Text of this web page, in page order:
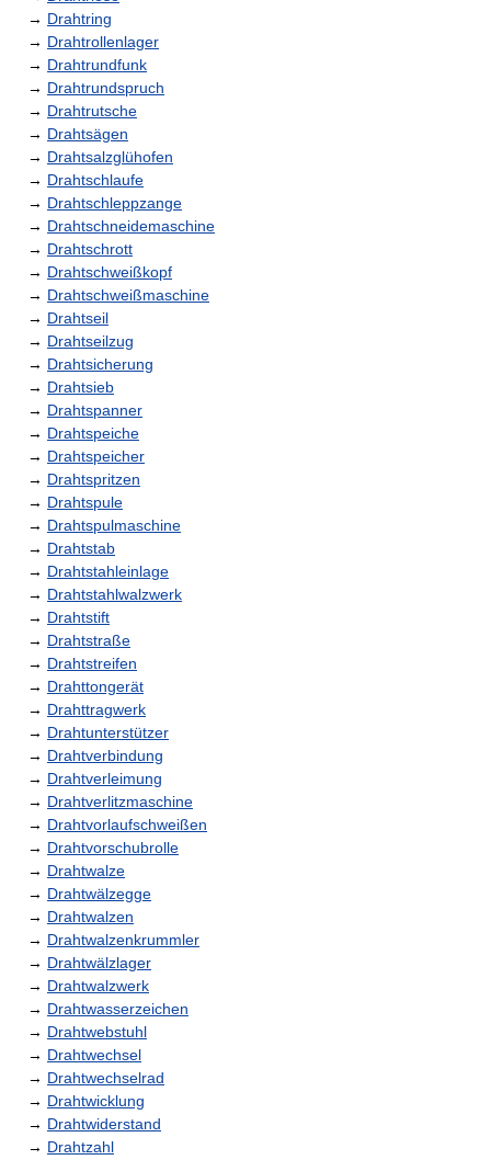
→ Drahtring
→ Drahtrollenlager
→ Drahtrundfunk
→ Drahtrundspruch
→ Drahtrutsche
→ Drahtsägen
→ Drahtsalzglühofen
→ Drahtschlaufe
→ Drahtschleppzange
→ Drahtschneidemaschine
→ Drahtschrott
→ Drahtschweißkopf
→ Drahtschweißmaschine
→ Drahtseil
→ Drahtseilzug
→ Drahtsicherung
→ Drahtsieb
→ Drahtspanner
→ Drahtspeiche
→ Drahtspeicher
→ Drahtspritzen
→ Drahtspule
→ Drahtspulmaschine
→ Drahtstab
→ Drahtstahleinlage
→ Drahtstahlwalzwerk
→ Drahtstift
→ Drahtstraße
→ Drahtstreifen
→ Drahttongerät
→ Drahttragwerk
→ Drahtunterstützer
→ Drahtverbindung
→ Drahtverleimung
→ Drahtverlitzmaschine
→ Drahtvorlaufschweißen
→ Drahtvorschubrolle
→ Drahtwalze
→ Drahtwälzegge
→ Drahtwalzen
→ Drahtwalzenkrummler
→ Drahtwälzlager
→ Drahtwalzwerk
→ Drahtwasserzeichen
→ Drahtwebstuhl
→ Drahtwechsel
→ Drahtwechselrad
→ Drahtwicklung
→ Drahtwiderstand
→ Drahtzahl